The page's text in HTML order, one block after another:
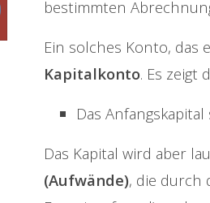
bestimmten
Ein solches Konto,
Kapitalkonto. Es zeigt
Das
Das Kapital wird aber
(Aufwände), die durch